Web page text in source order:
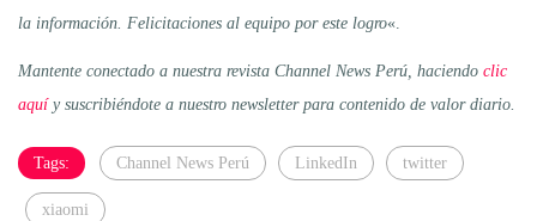
la información. Felicitaciones al equipo por este logro«.
Mantente conectado a nuestra revista Channel News Perú, haciendo clic
aquíy suscribiéndote a nuestro newsletter para contenido de valor diario.
Tags: Channel News Perú LinkedIn twitter
xiaomi